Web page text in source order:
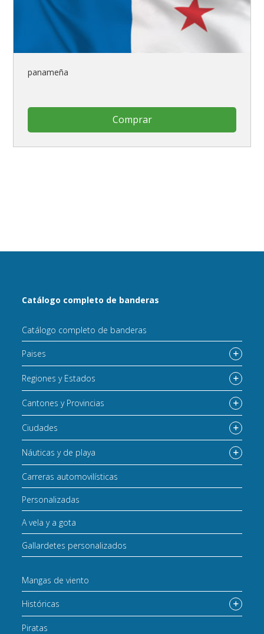
panameña
Comprar
Catálogo completo de banderas
Catálogo completo de banderas
Paises
Regiones y Estados
Cantones y Provincias
Ciudades
Náuticas y de playa
Carreras automovilísticas
Personalizadas
A vela y a gota
Gallardetes personalizados
Mangas de viento
Históricas
Piratas